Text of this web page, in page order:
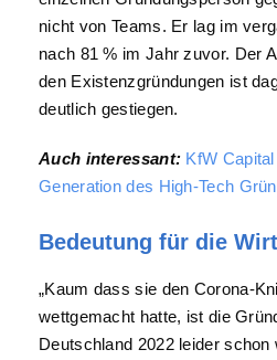
nicht von Teams. Er lag im
nach 81 % im Jahr zuvor. Der
den Existenzgründungen ist
deutlich gestiegen.
Auch interessant: KfW
Generation des High-Tech
Bedeutung für die
„Kaum dass sie den Corona-
wettgemacht hatte, ist die
Deutschland 2022 leider schon